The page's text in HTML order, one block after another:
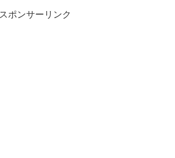
スポンサーリンク